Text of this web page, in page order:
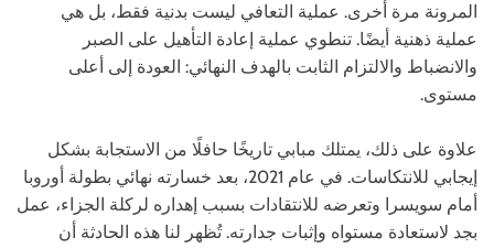
المرونة مرة أخرى. عملية التعافي ليست بدنية فقط، بل هي
عملية ذهنية أيضًا. تنطوي عملية إعادة التأهيل على الصبر
والانضباط والالتزام الثابت بالهدف النهائي: العودة إلى أعلى
مستوى.
علاوة على ذلك، يمتلك مبابي تاريخًا حافلًا من الاستجابة بشكل
إيجابي للانتكاسات. في عام 2021، بعد خسارته نهائي بطولة أوروبا
أمام سويسرا وتعرضه للانتقادات بسبب إهداره لركلة الجزاء، عمل
بجد لاستعادة مستواه وإثبات جدارته. تُظهر لنا هذه الحادثة أن